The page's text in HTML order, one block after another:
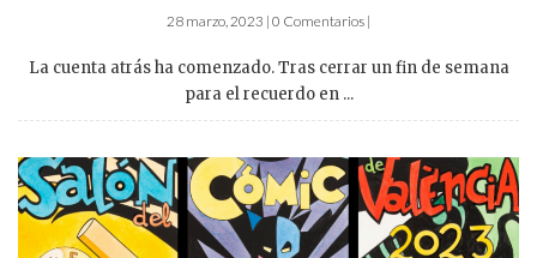
28 marzo, 2023 | 0 Comentarios |
La cuenta atrás ha comenzado. Tras cerrar un fin de semana
para el recuerdo en ...